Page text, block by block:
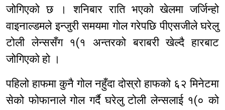
जोगिएको छ । शनिबार राति भएको खेलमा जर्जिन्हो
वाइनाल्डमले इन्जुरी समयमा गोल गरेपछि पीएसजीले घरेलु
टोली लेन्ससँग १(१ अन्तरको बराबरी खेल्दै हारबाट
जोगिएको हो ।
पहिलो हाफमा कुनै गोल नहुँदा दोस्रो हाफको ६२ मिनेटमा
सेको फोफानाले गोल गर्दै घरेलु टोली लेन्सलाई १(० को